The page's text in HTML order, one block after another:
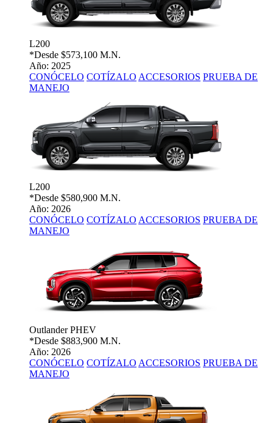
L200
*Desde $573,100 M.N.
Año: 2025
CONÓCELO COTÍZALO ACCESORIOS PRUEBA DE
MANEJO
L200
*Desde $580,900 M.N.
Año: 2026
CONÓCELO COTÍZALO ACCESORIOS PRUEBA DE
MANEJO
Outlander PHEV
*Desde $883,900 M.N.
Año: 2026
CONÓCELO COTÍZALO ACCESORIOS PRUEBA DE
MANEJO